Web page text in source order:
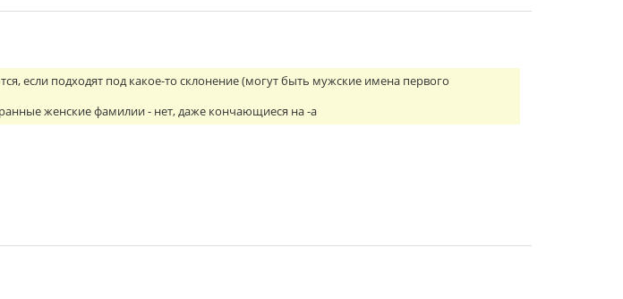
если подходят под какое-то склонение (могут быть мужские имена первого
женские фамилии - нет, даже кончающиеся на -а